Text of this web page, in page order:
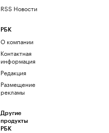
RSS Новости
РБК
О компании
Контактная
информация
Редакция
Размещение
рекламы
Другие
продукты
РБК